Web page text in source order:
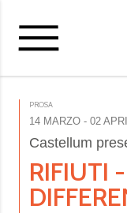
PROSA
14 MARZO - 02
Castellum
RIFIUTI